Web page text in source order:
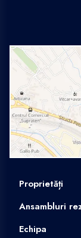
Proprietăți
Ansambluri
Echipa